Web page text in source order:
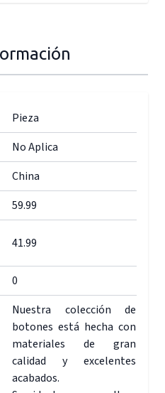
Pieza
No Aplica
China
59.99
41.99
0
Nuestra colección de
botones está hecha con
materiales de gran
calidad y excelentes
acabados.